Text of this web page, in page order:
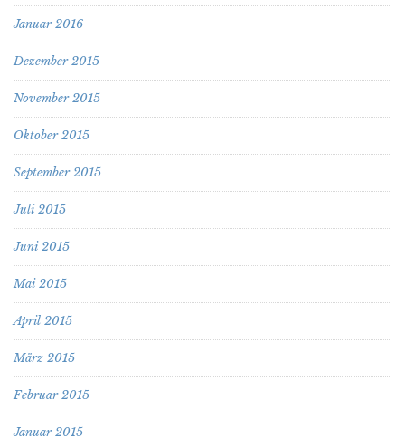
Januar 2016
Dezember 2015
November 2015
Oktober 2015
September 2015
Juli 2015
Juni 2015
Mai 2015
April 2015
März 2015
Februar 2015
Januar 2015